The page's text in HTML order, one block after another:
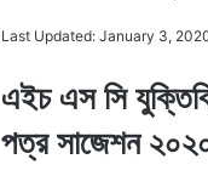
Last Updated: January 3,
এইচ এস সি
পত্র সাজেশন